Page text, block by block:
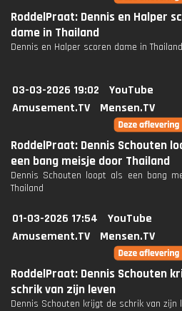
RoddelPraat: Dennis en Halper
dame in Thailand
Dennis en Halper scoren dame in Thailand
03-03-2026 19:02
YouTube
Amusement.TV
Mensen.TV
RoddelPraat: Dennis Schouten
een bang meisje door Thailand
Dennis Schouten loopt als een bang
Thailand
01-03-2026 17:54
YouTube
Amusement.TV
Mensen.TV
RoddelPraat: Dennis Schouten
schrik van zijn leven
Dennis Schouten krijgt de schrik van zijn